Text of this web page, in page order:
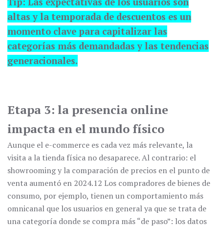
altas y la temporada de descuentos es un
momento clave para capitalizar las
categorías más demandadas y las tendencias
generacionales.
Etapa 3: la presencia online
impacta en el mundo físico
Aunque el e-commerce es cada vez más relevante, la
visita a la tienda física no desaparece. Al contrario: el
showrooming y la comparación de precios en el punto de
venta aumentó en 2024.12 Los compradores de bienes de
consumo, por ejemplo, tienen un comportamiento más
omnicanal que los usuarios en general ya que se trata de
una categoría donde se compra más “de paso”: los datos